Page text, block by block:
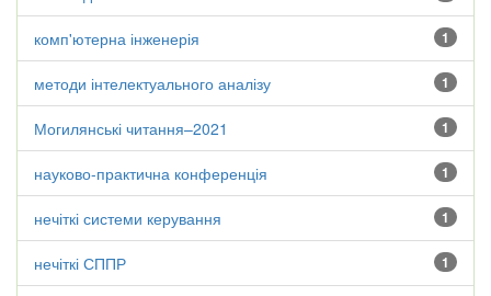
1
комп'ютерна інженерія
1
методи інтелектуального аналізу
1
Могилянські читання–2021
1
науково-практична конференція
1
нечіткі системи керування
1
нечіткі СППР